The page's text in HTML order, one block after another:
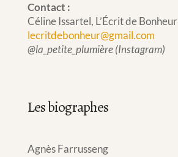
Contact :
Céline Issartel, L’Écrit de Bonheur
lecritdebonheur@gmail.com
@la_petite_plumière (Instagram)
Les biographes
Agnès Farrusseng